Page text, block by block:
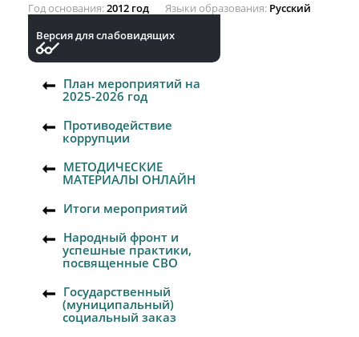
Год основания 2012 год Языки образования Русский
Версия для слабовидящих
План мероприятий на
2025-2026 год
Противодействие
коррупции
МЕТОДИЧЕСКИЕ
МАТЕРИАЛЫ ОНЛАЙН
Итоги мероприятий
Народный фронт и
успешные практики,
посвященные СВО
Государственный
(муниципальный)
социальный заказ